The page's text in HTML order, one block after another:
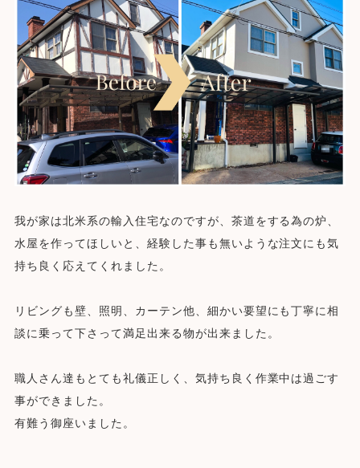
我が家は北米系の輸入住宅なのですが、茶道をする為の炉、
水屋を作ってほしいと、経験した事も無いような注文にも気
持ち良く応えてくれました。
リビングも壁、照明、カーテン他、細かい要望にも丁寧に相
談に乗って下さって満足出来る物が出来ました。
職人さん達もとても礼儀正しく、気持ち良く作業中は過ごす
事ができました。
有難う御座いました。